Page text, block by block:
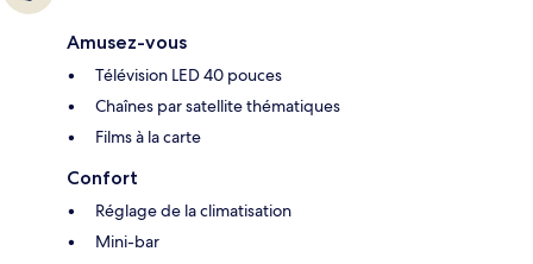
Amusez-vous
Télévision LED 40 pouces
Chaînes par satellite thématiques
Films à la carte
Confort
Réglage de la climatisation
Mini-bar